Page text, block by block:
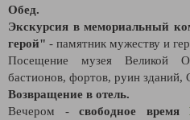
Обед.
Экскурсия в мемориальный
герой" - памятник мужеству и
Посещение музея Великой
бастионов, фортов, руин зданий,
Возвращение в отель.
Вечером - свободное время